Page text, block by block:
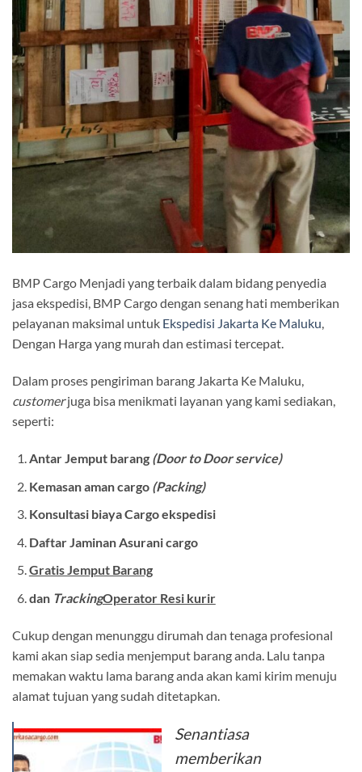
BMP Cargo Menjadi yang terbaik dalam bidang penyedia
jasa ekspedisi, BMP Cargo dengan senang hati memberikan
pelayanan maksimal untuk Ekspedisi Jakarta Ke Maluku,
Dengan Harga yang murah dan estimasi tercepat.
Dalam proses pengiriman barang Jakarta Ke Maluku,
customerjuga bisa menikmati layanan yang kami sediakan,
seperti:
Antar Jemput barang(Door to Door service)
Kemasan aman cargo (Packing)
Konsultasi biaya Cargo ekspedisi
Daftar Jaminan Asurani cargo
Gratis Jemput Barang
dan TrackingOperator Resi kurir
Cukup dengan menunggu dirumah dan tenaga profesional
kami akan siap sedia menjemput barang anda. Lalu tanpa
memakan waktu lama barang anda akan kami kirim menuju
alamat tujuan yang sudah ditetapkan.
Senantiasa
memberikan